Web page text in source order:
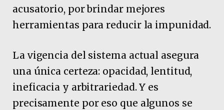
acusatorio, por brindar mejores
herramientas para reducir la impunidad.
La vigencia del sistema actual asegura
una única certeza: opacidad, lentitud,
ineficacia y arbitrariedad. Y es
precisamente por eso que algunos se